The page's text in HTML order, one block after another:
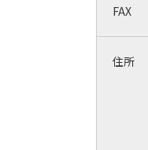
FAX
住所